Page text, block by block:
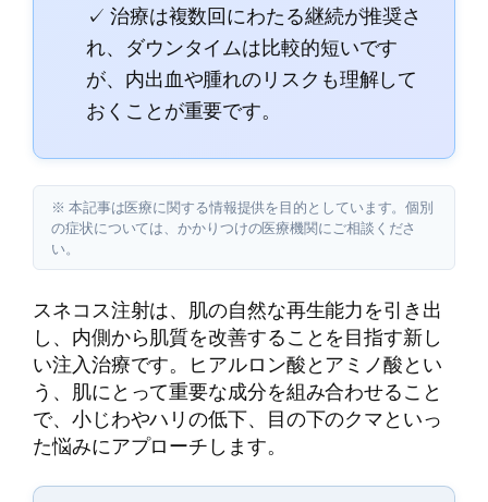
✓ 治療は複数回にわたる継続が推奨さ
れ、ダウンタイムは比較的短いです
が、内出血や腫れのリスクも理解して
おくことが重要です。
※ 本記事は医療に関する情報提供を目的としています。個別
の症状については、かかりつけの医療機関にご相談くださ
い。
スネコス注射は、肌の自然な再生能力を引き出
し、内側から肌質を改善することを目指す新し
い注入治療です。ヒアルロン酸とアミノ酸とい
う、肌にとって重要な成分を組み合わせること
で、小じわやハリの低下、目の下のクマといっ
た悩みにアプローチします。